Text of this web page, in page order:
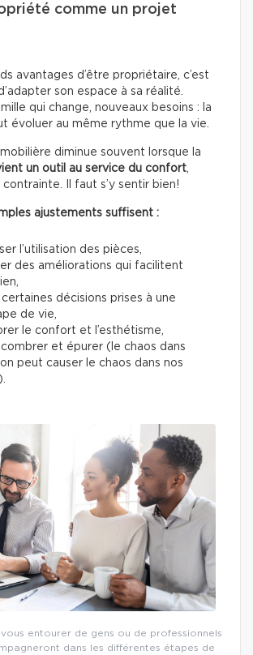
comme un projet
avantages d’être propriétaire, c’est
son espace à sa réalité.
qui change, nouveaux besoins : la
évoluer au même rythme que la vie.
diminue souvent lorsque la
un outil au service du confort
contrainte. Il faut s’y sentir bien!
ajustements suffisent :
l’utilisation des pièces,
des améliorations qui facilitent
décisions prises à une
de vie,
le confort et l’esthétisme,
et épurer (le chaos dans
peut causer le chaos dans nos
vous entourer de gens ou de professionnels
dans les différentes étapes de